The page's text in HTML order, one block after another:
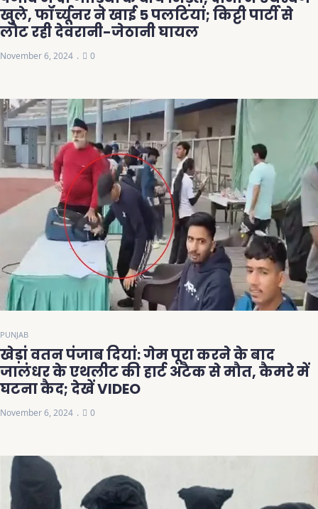
खुले, फॉर्च्यूनर ने खाई 5 पलटियां; किट्टी पार्टी से
लौट रही देवरानी-जेठानी घायल
November 6, 2024 0
PUNJAB
खेड़ां वतन पंजाब दियां: गेम पूरा करने के बाद
जालंधर के एथलीट की हार्ट अटैक से मौत, कैमरे में
घटना कैद; देखें VIDEO
November 6, 2024 0